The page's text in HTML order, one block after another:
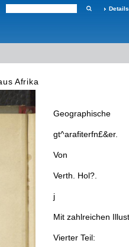
Afrika
Geographische
gt^arafiterfn£&er.
Von
Verth Hol?
j
Mit zahlreichen
Vierter Teil: